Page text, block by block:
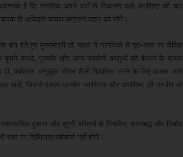
है कि नागरिक अपने घरों से निकलने वाले अपशिष्ट को चार
ही अधिकृत कचरा संग्रहण वाहन को सौंपें।
बल देते हुए मुख्यमंत्री डॉ. यादव ने नागरिकों से गृह-स्तर पर जैविक
कि पुराने कपड़े, पुस्तकें और अन्य उपयोगी वस्तुओं को फेंकने के बजाय
पर्यावरण अनुकूल जीवन शैली विकसित करने के लिए बाजार जाते
डालें, जिससे एकल-उपयोग प्लास्टिक और अपशिष्ट की उत्पत्ति को
दुकान और झुग्गी बस्तियों से नियमित, समयबद्ध और निर्बाध
पर शिथिलता स्वीकार्य नहीं होगी।